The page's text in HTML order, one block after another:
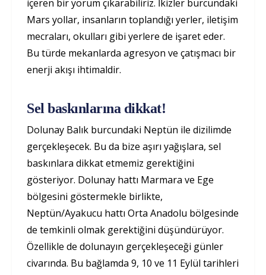
içeren bir yorum çıkarabiliriz. İkizler burcundaki
Mars yollar, insanların toplandığı yerler, iletişim
mecraları, okulları gibi yerlere de işaret eder.
Bu türde mekanlarda agresyon ve çatışmacı bir
enerji akışı ihtimaldir.
Sel baskınlarına dikkat!
Dolunay Balık burcundaki Neptün ile dizilimde
gerçekleşecek. Bu da bize aşırı yağışlara, sel
baskınlara dikkat etmemiz gerektiğini
gösteriyor. Dolunay hattı Marmara ve Ege
bölgesini göstermekle birlikte,
Neptün/Ayakucu hattı Orta Anadolu bölgesinde
de temkinli olmak gerektiğini düşündürüyor.
Özellikle de dolunayın gerçekleşeceği günler
civarında. Bu bağlamda 9, 10 ve 11 Eylül tarihleri